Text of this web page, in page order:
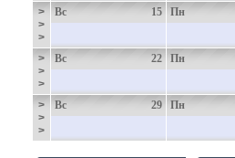
>
>
>
15
Вс Пн
>
>
>
22
Вс Пн
>
>
>
29
Вс Пн